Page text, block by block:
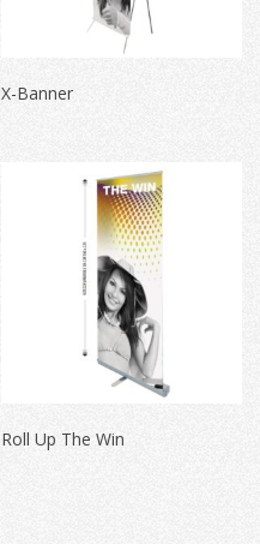
X-Banner
Roll Up The Win